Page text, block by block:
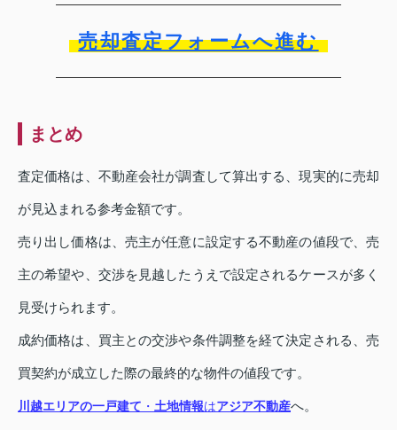
売却査定フォームへ進む
まとめ
査定価格は、不動産会社が調査して算出する、現実的に売却
が見込まれる参考金額です。
売り出し価格は、売主が任意に設定する不動産の値段で、売
主の希望や、交渉を見越したうえで設定されるケースが多く
見受けられます。
成約価格は、買主との交渉や条件調整を経て決定される、売
買契約が成立した際の最終的な物件の値段です。
川越エリアの一戸建て ・ 土地情報はアジア不動産へ。